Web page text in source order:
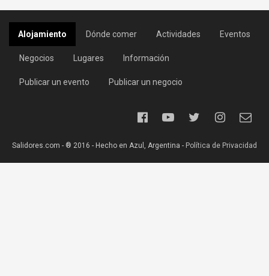
Alojamiento Dónde comer Actividades Eventos
Negocios Lugares Información
Publicar un evento Publicar un negocio
Salidores.com - ® 2016 - Hecho en Azul, Argentina - Política de Privacidad